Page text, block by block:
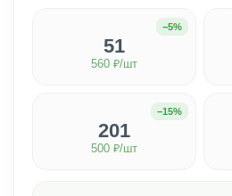
−5%
51
560 ₽/шт
−15%
201
500 ₽/шт